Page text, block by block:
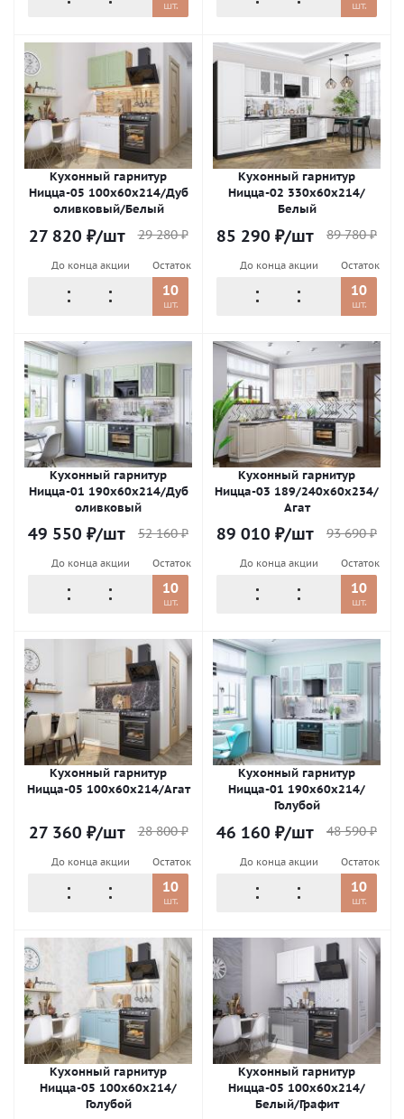
шт. шт.
Кухонный гарнитур
Ницца-05 100х60х214/Дуб
оливковый/Белый
27 820 ₽/шт 29 280₽
До конца акции Остаток
10
шт.
Кухонный гарнитур
Ницца-02 330х60х214/
Белый
85 290 ₽/шт 89 780₽
До конца акции Остаток
10
шт.
Кухонный гарнитур
Ницца-01 190х60х214/Дуб
оливковый
49 550 ₽/шт 52 160₽
До конца акции Остаток
10
шт.
Кухонный гарнитур
Ницца-03 189/240х60х234/
Агат
89 010 ₽/шт 93 690₽
До конца акции Остаток
10
шт.
Кухонный гарнитур
Ницца-05 100х60х214/Агат
27 360 ₽/шт 28 800₽
До конца акции Остаток
10
шт.
Кухонный гарнитур
Ницца-01 190х60х214/
Голубой
46 160 ₽/шт 48 590₽
До конца акции Остаток
10
шт.
Кухонный гарнитур
Ницца-05 100х60х214/
Голубой
Кухонный гарнитур
Ницца-05 100х60х214/
Белый/Графит